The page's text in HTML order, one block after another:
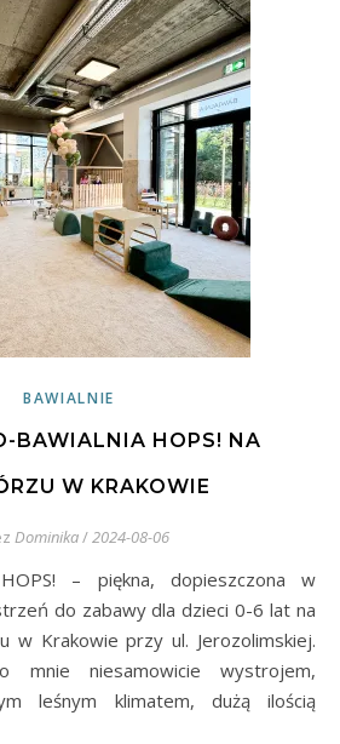
BAWIALNIE
BAWIALNIA HOPS! NA
W KRAKOWIE
Dominika/2024-08-06
do zabawy dla dzieci 0-6 lat na
w Krakowie przy ul. Jerozolimskiej.
mnie niesamowicie wystrojem,
leśnym klimatem, dużą ilością